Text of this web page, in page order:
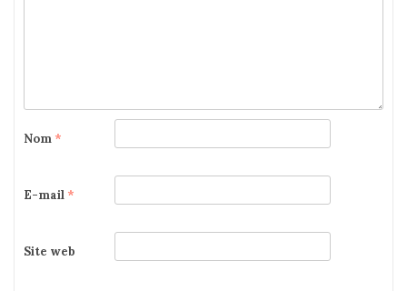
Nom *
E-mail *
Site web